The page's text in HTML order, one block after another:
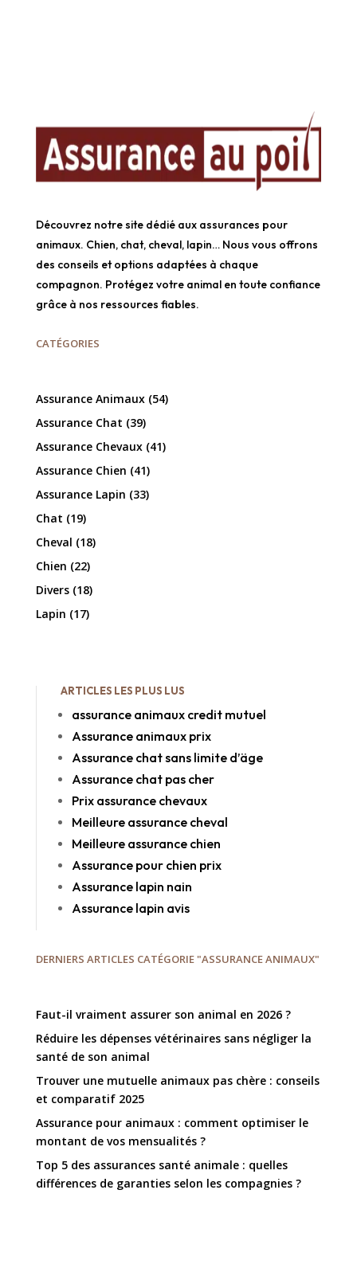
Découvrez notre site dédié aux assurances pour
animaux. Chien, chat, cheval, lapin… Nous vous offrons
des conseils et options adaptées à chaque
compagnon. Protégez votre animal en toute confiance
grâce à nos ressources fiables.
CATÉGORIES
Assurance Animaux(54)
Assurance Chat (39)
Assurance Chevaux(41)
Assurance Chien (41)
Assurance Lapin (33)
Chat (19)
Cheval (18)
Chien (22)
Divers(18)
Lapin (17)
ARTICLES LES PLUS LUS
assurance animaux credit mutuel
Assurance animaux prix
Assurance chat sans limite d’äge
Assurance chat pas cher
Prix assurance chevaux
Meilleure assurance cheval
Meilleure assurance chien
Assurance pour chien prix
Assurance lapin nain
Assurance lapin avis
DERNIERS ARTICLES CATÉGORIE "ASSURANCE ANIMAUX"
Faut-il vraiment assurer son animal en 2026 ?
Réduire les dépenses vétérinaires sans négliger la
santé de son animal
Trouver une mutuelle animaux pas chère : conseils
et comparatif 2025
Assurance pour animaux : comment optimiser le
montant de vos mensualités ?
Top 5 des assurances santé animale : quelles
différences de garanties selon les compagnies ?